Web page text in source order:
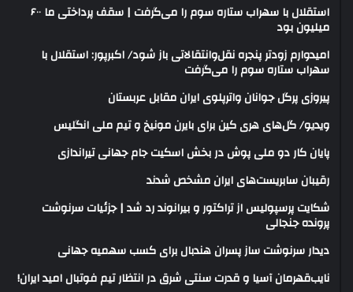
استقلال با سهراب ستاره سوم را می‌گرفت | سقف پرداختی ما ۶۰۰
میلیون بود
امیدوارم زودتر پنجره نقل‌وانتقالاتی باز شود/ اکبرپور: استقلال با
سهراب ستاره سوم را می‌گرفت
پیروزی پرگل جوانان واترپلوی ایران مقابل عربستان
ویدیو/ گل‌های هری‌ کین برای بایرن مونیخ و تیم ملی انگلیس
پایان کار دو ملی پوش در بخش اسکیت جام جهانی تیراندازی
رقیبان سابریست‌های ایران مشخص شدند
شکایت پرسپولیس از تراکتور و بیرانوند رد شد | جزئیات سرنوشت
پرونده جنجالی
دیدار سرنوشت ساز پسران هندبال برای کسب سهمیه جهانی
نایب‌قهرمان آسیا و قدرت سنتی شرق در انتظار تیم فوتبال امید ایران!